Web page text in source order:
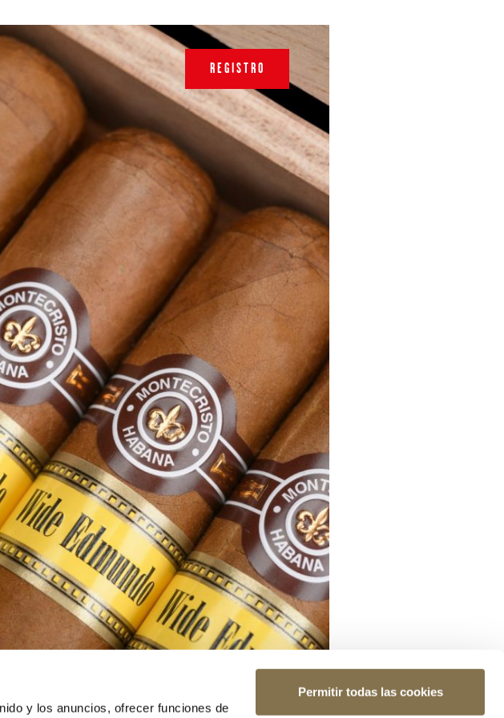
y los anuncios, ofrecer funciones de
Permitir todas las cookies
REGISTRO